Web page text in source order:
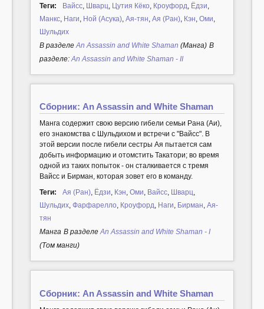
Теги:
Вайсс Шварц Цутия Кёко Кроуфорд Ёдзи
Манкс Наги Ной (Асука) Ая-тян Ая (Ран) Кэн Оми
Шульдих
В разделе An Assassin and White Shaman (Манга) В
разделе: An Assassin and White Shaman - II
Сборник: An Assassin and White Shaman
Манга содержит свою версию гибели семьи Рана (Аи),
его знакомства с Шульдихом и встречи с "Вайсс". В
этой версии после гибели сестры Ая пытается сам
добыть информацию и отомстить Такатори; во время
одной из таких попыток - он сталкивается с тремя
Вайсс и Бирман, которая зовет его в команду.
Теги:
Ая (Ран), Ёдзи, Кэн, Оми, Вайсс, Шварц,
Шульдих, Фарфарелло, Кроуфорд, Наги, Бирман, Ая-
тян
Манга В разделе An Assassin and White Shaman - I
(Том манги)
Сборник: An Assassin and White Shaman